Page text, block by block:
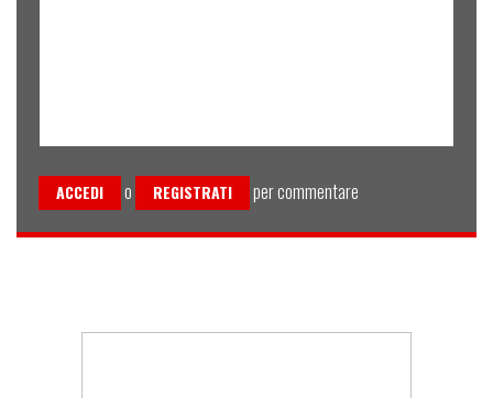
ACCEDI o REGISTRATI per commentare